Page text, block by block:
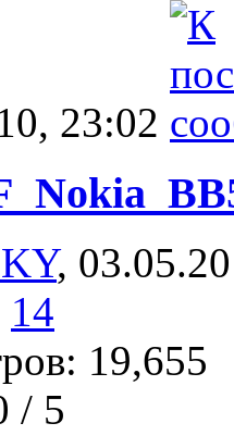
23:02
,
14
19,655
/ 5